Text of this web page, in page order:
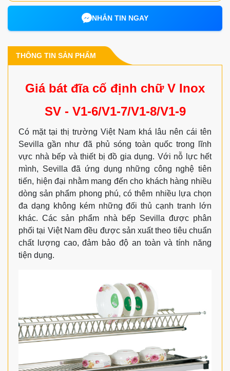
NHẮN TIN NGAY
THÔNG TIN SẢN PHẨM
Giá bát đĩa cố định chữ V Inox
SV - V1-6/V1-7/V1-8/V1-9
Có mặt tại thị trường Việt Nam khá lâu nên cái tên
Sevilla gần như đã phủ sóng toàn quốc trong lĩnh
vực nhà bếp và thiết bị đồ gia dụng. Với nỗ lực hết
mình, Sevilla đã ứng dụng những công nghệ tiên
tiến, hiện đại nhằm mang đến cho khách hàng nhiều
dòng sản phẩm phong phú, có thêm nhiều lựa chọn
đa dạng không kém những đối thủ cạnh tranh lớn
khác. Các sản phẩm nhà bếp Sevilla được phân
phối tại Việt Nam đều được sản xuất theo tiêu chuẩn
chất lượng cao, đảm bảo độ an toàn và tính năng
tiện dụng.